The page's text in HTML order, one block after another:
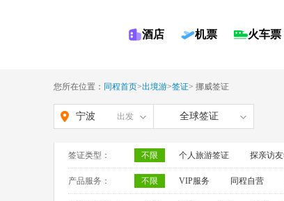
酒店 机票 火车票
您所在位置： 同程首页>出境游>签证> 挪威签证
宁波 出发 全球签证
签证类型： 不限 个人旅游签证 探亲访
产品服务： 不限 VIP服务 同程自营